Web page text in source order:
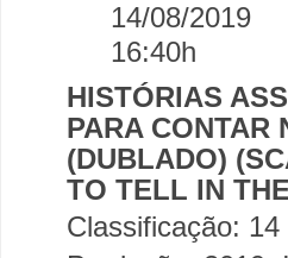
14/08/
16:40h
HISTÓRIAS
PARA CONTAR
(DUBLADO)
TO TELL IN
Classificação: